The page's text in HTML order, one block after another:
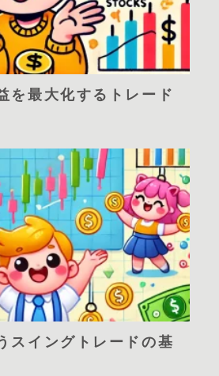
を最大化するトレード
スイングトレードの基